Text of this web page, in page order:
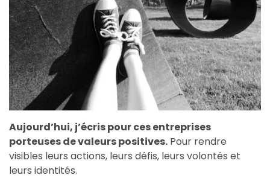
Aujourd’hui, j’écris pour ces entreprises
porteuses de valeurs positives. Pour rendre
visibles leurs actions, leurs défis, leurs volontés et
leurs identités.